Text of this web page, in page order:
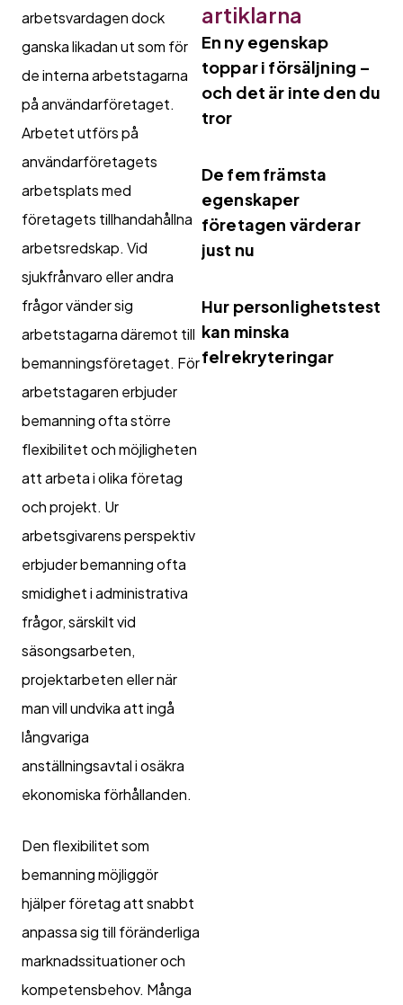
arbetsvardagen dock
ganska likadan ut som för
de interna arbetstagarna
på användarföretaget.
Arbetet utförs på
användarföretagets
arbetsplats med
företagets tillhandahållna
arbetsredskap. Vid
sjukfrånvaro eller andra
frågor vänder sig
arbetstagarna däremot till
bemanningsföretaget. För
arbetstagaren erbjuder
bemanning ofta större
flexibilitet och möjligheten
att arbeta i olika företag
och projekt. Ur
arbetsgivarens perspektiv
erbjuder bemanning ofta
smidighet i administrativa
frågor, särskilt vid
säsongsarbeten,
projektarbeten eller när
man vill undvika att ingå
långvariga
anställningsavtal i osäkra
ekonomiska förhållanden.
Den flexibilitet som
bemanning möjliggör
hjälper företag att snabbt
anpassa sig till föränderliga
marknadssituationer och
kompetensbehov. Många
artiklarna
En ny egenskap
toppar i försäljning –
och det är inte den du
tror
De fem främsta
egenskaper
företagen värderar
just nu
Hur personlighetstest
kan minska
felrekryteringar